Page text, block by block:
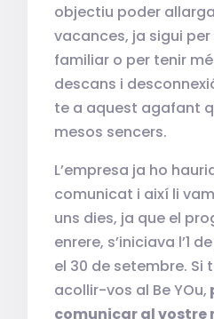
objectiu poder
vacances, ja sigui
familiar o per tenir
descans i
te a aquest agafant
mesos sencers.
L’empresa ja ho
comunicat i així li
uns dies, ja que el
enrere, s’iniciava l’1
el 30 de setembre. Si
acollir-vos al Be YOu,
comunicar al vostre